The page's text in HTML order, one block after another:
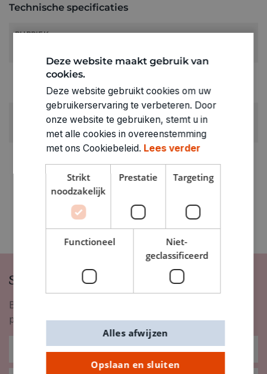
Technische specificaties
RUBRIEK:
GEWICHT
ARTIKELNUMMER
1860282
Schrijf je in op onze nieuwsbrief
Blijf op de hoogte van nieuwigheden, inspiratie,
promoties en meer!
Deze website maakt gebruik van
cookies.
Deze website gebruikt cookies om uw
gebruikerservaring te verbeteren. Door
onze website te gebruiken, stemt u in
met alle cookies in overeenstemming
met ons Cookiebeleid. Lees verder
Strikt
noodzakelijk
Prestatie Targeting
Functioneel
Niet-
geclassificeerd
Opslaan en sluiten
Alles afwijzen